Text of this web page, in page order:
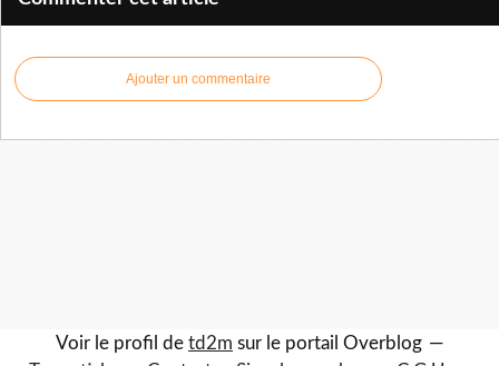
Ajouter un commentaire
Voir le profil de td2m sur le portail Overblog